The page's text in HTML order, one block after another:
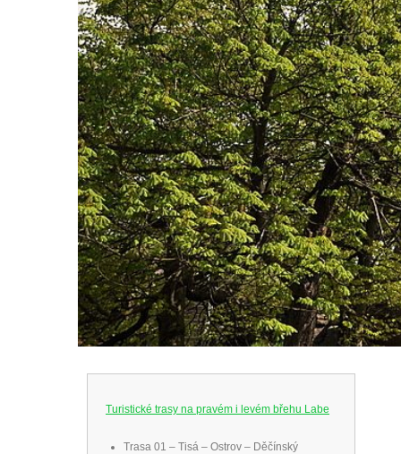
Turistické trasy na pravém i levém břehu Labe
Trasa 01 – Tisá – Ostrov – Děčínský